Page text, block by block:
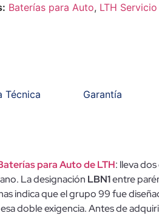
Baterías para Auto, LTH
Técnica Garantía
para Auto de LTH: lleva
La designación LBN1entre
indica que el grupo 99 fue
doble exigencia. Antes de